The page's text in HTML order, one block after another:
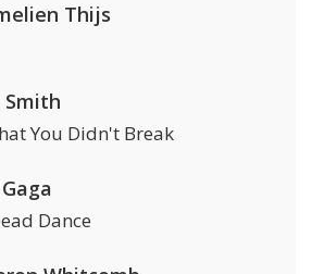
Thijs
You Didn't Break
Dance